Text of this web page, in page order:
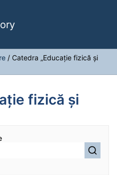
/ Catedra „Educație fizică şi
fizică şi